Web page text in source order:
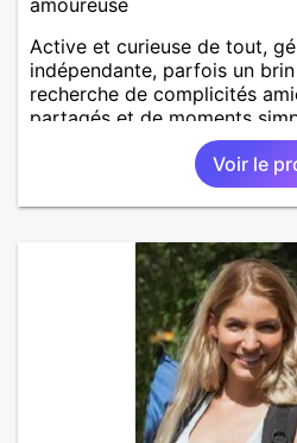
Active et curieuse de tout,
indépendante, parfois un
recherche de complicités
partagés et de moments
Voir le